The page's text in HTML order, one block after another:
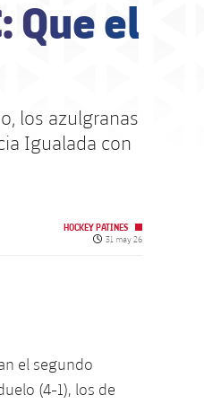
Que el
los azulgranas
Igualada con
HOCKEY PATINES
Fecha de publicación
31 may 26
el segundo
(4-1), los de